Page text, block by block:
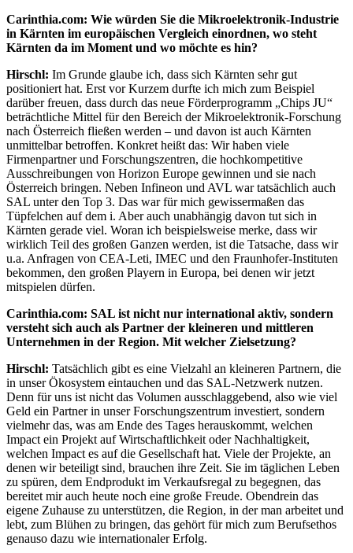
Carinthia.com: Wie würden Sie die Mikroelektronik-Industrie
in Kärnten im europäischen Vergleich einordnen, wo steht
Kärnten da im Moment und wo möchte es hin?
Hirschl: Im Grunde glaube ich, dass sich Kärnten sehr gut
positioniert hat. Erst vor Kurzem durfte ich mich zum Beispiel
darüber freuen, dass durch das neue Förderprogramm „Chips JU“
beträchtliche Mittel für den Bereich der Mikroelektronik-Forschung
nach Österreich fließen werden – und davon ist auch Kärnten
unmittelbar betroffen. Konkret heißt das: Wir haben viele
Firmenpartner und Forschungszentren, die hochkompetitive
Ausschreibungen von Horizon Europe gewinnen und sie nach
Österreich bringen. Neben Infineon und AVL war tatsächlich auch
SAL unter den Top 3. Das war für mich gewissermaßen das
Tüpfelchen auf dem i. Aber auch unabhängig davon tut sich in
Kärnten gerade viel. Woran ich beispielsweise merke, dass wir
wirklich Teil des großen Ganzen werden, ist die Tatsache, dass wir
u.a. Anfragen von CEA-Leti, IMEC und den Fraunhofer-Instituten
bekommen, den großen Playern in Europa, bei denen wir jetzt
mitspielen dürfen.
Carinthia.com: SAL ist nicht nur international aktiv, sondern
versteht sich auch als Partner der kleineren und mittleren
Unternehmen in der Region. Mit welcher Zielsetzung?
Hirschl: Tatsächlich gibt es eine Vielzahl an kleineren Partnern, die
in unser Ökosystem eintauchen und das SAL-Netzwerk nutzen.
Denn für uns ist nicht das Volumen ausschlaggebend, also wie viel
Geld ein Partner in unser Forschungszentrum investiert, sondern
vielmehr das, was am Ende des Tages herauskommt, welchen
Impact ein Projekt auf Wirtschaftlichkeit oder Nachhaltigkeit,
welchen Impact es auf die Gesellschaft hat. Viele der Projekte, an
denen wir beteiligt sind, brauchen ihre Zeit. Sie im täglichen Leben
zu spüren, dem Endprodukt im Verkaufsregal zu begegnen, das
bereitet mir auch heute noch eine große Freude. Obendrein das
eigene Zuhause zu unterstützen, die Region, in der man arbeitet und
lebt, zum Blühen zu bringen, das gehört für mich zum Berufsethos
genauso dazu wie internationaler Erfolg.